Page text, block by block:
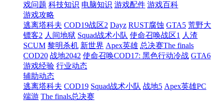
戏问题 科技知识 电脑知识 游戏配件 游戏百科
游戏攻略
逃离塔科夫 COD19战区2 Dayz RUST腐蚀 GTA5 荒野大
镖客2 人间地狱 Squad战术小队 使命召唤战区1 人渣
SCUM 黎明杀机 新世界 Apex英雄 总决赛The finals
COD20 战地2042 使命召唤COD17: 黑色行动冷战 GTA6
游戏经验 行业动态
辅助动态
逃离塔科夫 COD19 Squad战术小队 战地5 Apex英雄PC
端游 The finals总决赛